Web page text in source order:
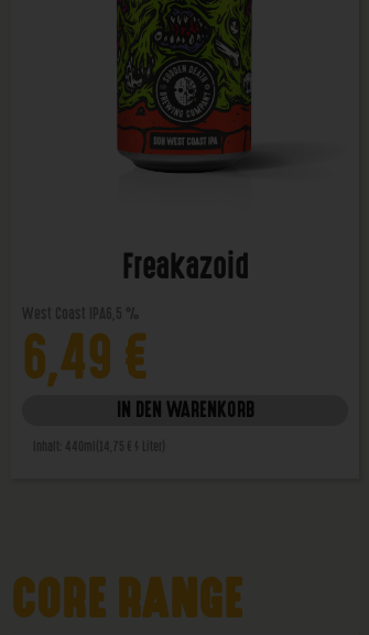
Freakazoid
6,49 €
IN DEN WARENKORB
CORE RANGE